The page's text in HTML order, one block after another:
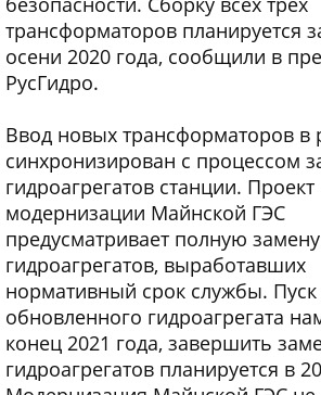
трансформаторов планируется
осени 2020 года, сообщили в
РусГидро.
Ввод новых трансформаторов в
синхронизирован с процессом
гидроагрегатов станции. Проект
модернизации Майнской ГЭС
предусматривает полную замену
гидроагрегатов, выработавших
нормативный срок службы. Пуск
обновленного гидроагрегата
конец 2021 года, завершить
гидроагрегатов планируется в